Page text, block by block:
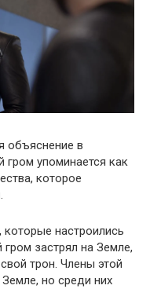
объяснение в
гром упоминается как
которое
которые настроились
застрял на Земле,
трон. Члены этой
но среди них